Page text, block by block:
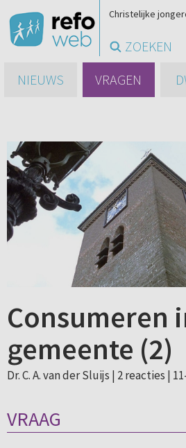
Christelijke
ZOEKEN
NIEUWS
VRAGEN
Consumeren
gemeente (2)
Dr. C. A. van der Sluijs | 2 reacties |
VRAAG